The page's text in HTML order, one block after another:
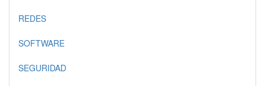
REDES
SOFTWARE
SEGURIDAD